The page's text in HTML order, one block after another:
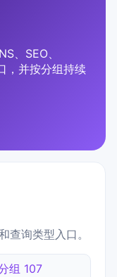
、SEO、
，并按分组持续
查询类型入口。
组 107